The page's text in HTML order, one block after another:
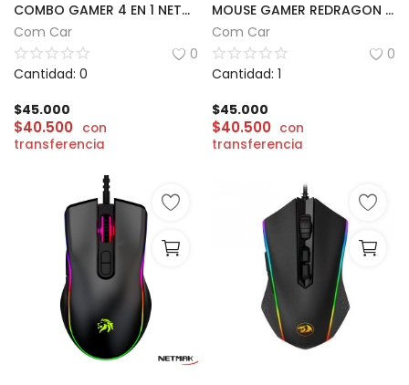
COMBO GAMER 4 EN 1 NETMAK | GC479
Com Car
0
Cantidad: 0
$45.000
$40.500 con
transferencia
MOUSE GAMER REDRAGON IMPACT | M908
Com Car
0
Cantidad: 1
$45.000
$40.500 con
transferencia